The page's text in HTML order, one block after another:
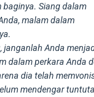
Siang dalam
malam dalam
janganlah Anda
dalam perkara Anda
dia telah
mendengar